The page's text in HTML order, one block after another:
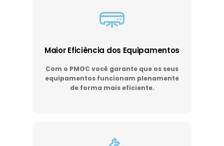
Maior Eficiência dos Equipamentos
Com o PMOC você garante que os seus
equipamentos funcionam plenamente
de forma mais eficiente.